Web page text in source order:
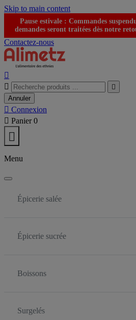
Skip to main content
Pause estivale : Commandes
demandes seront traitées dès notre
Contactez-nous



Annuler
 Connexion
 Panier 0

Menu
Épicerie salée
Épicerie sucrée
Boissons
Surgelés